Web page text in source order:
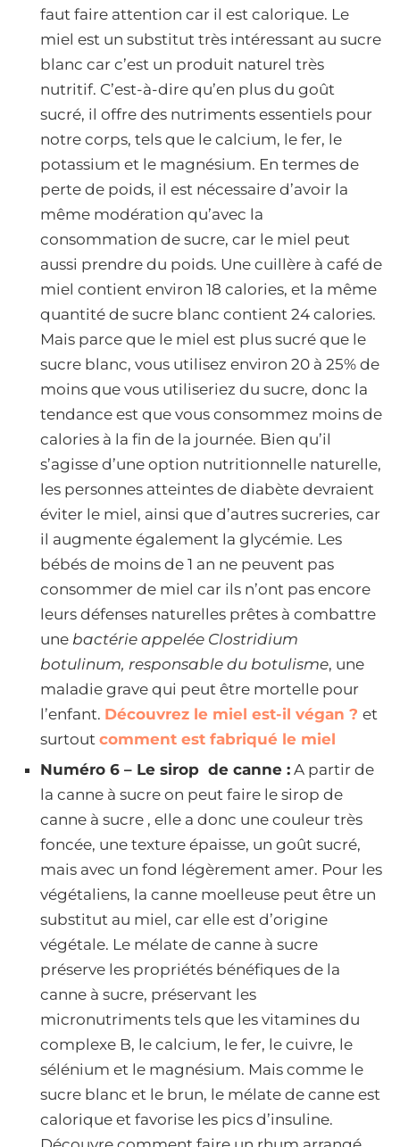
faut faire attention car il est calorique. Le
miel est un substitut très intéressant au sucre
blanc car c’est un produit naturel très
nutritif. C’est-à-dire qu’en plus du goût
sucré, il offre des nutriments essentiels pour
notre corps, tels que le calcium, le fer, le
potassium et le magnésium. En termes de
perte de poids, il est nécessaire d’avoir la
même modération qu’avec la
consommation de sucre, car le miel peut
aussi prendre du poids. Une cuillère à café de
miel contient environ 18 calories, et la même
quantité de sucre blanc contient 24 calories.
Mais parce que le miel est plus sucré que le
sucre blanc, vous utilisez environ 20 à 25% de
moins que vous utiliseriez du sucre, donc la
tendance est que vous consommez moins de
calories à la fin de la journée. Bien qu’il
s’agisse d’une option nutritionnelle naturelle,
les personnes atteintes de diabète devraient
éviter le miel, ainsi que d’autres sucreries, car
il augmente également la glycémie. Les
bébés de moins de 1 an ne peuvent pas
consommer de miel car ils n’ont pas encore
leurs défenses naturelles prêtes à combattre
une bactérie appelée Clostridium
botulinum, responsable du botulisme, une
maladie grave qui peut être mortelle pour
l’enfant. Découvrez le miel est-il végan ? et
surtout comment est fabriqué le miel
Numéro 6 – Le sirop de canne : A partir de
la canne à sucre on peut faire le sirop de
canne à sucre , elle a donc une couleur très
foncée, une texture épaisse, un goût sucré,
mais avec un fond légèrement amer. Pour les
végétaliens, la canne moelleuse peut être un
substitut au miel, car elle est d’origine
végétale. Le mélate de canne à sucre
préserve les propriétés bénéfiques de la
canne à sucre, préservant les
micronutriments tels que les vitamines du
complexe B, le calcium, le fer, le cuivre, le
sélénium et le magnésium. Mais comme le
sucre blanc et le brun, le mélate de canne est
calorique et favorise les pics d’insuline.